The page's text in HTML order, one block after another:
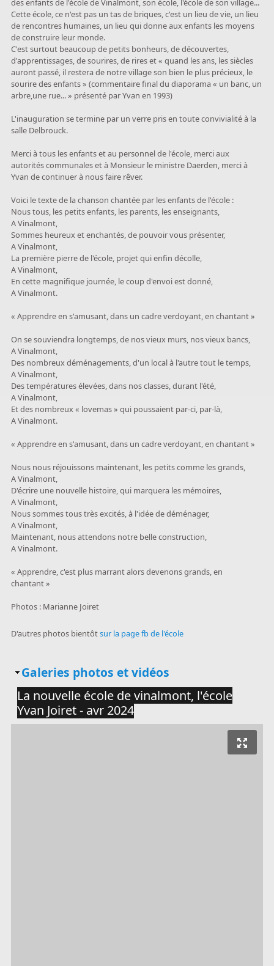
des enfants de l'école de Vinalmont, son école, l'école de son village...
Cette école, ce n'est pas un tas de briques, c'est un lieu de vie, un lieu
de rencontres humaines, un lieu qui donne aux enfants les moyens
de construire leur monde.
C'est surtout beaucoup de petits bonheurs, de découvertes,
d'apprentissages, de sourires, de rires et « quand les ans, les siècles
auront passé, il restera de notre village son bien le plus précieux, le
sourire des enfants » (commentaire final du diaporama « un banc, un
arbre,une rue... » présenté par Yvan en 1993)
L'inauguration se termine par un verre pris en toute convivialité à la
salle Delbrouck.
Merci à tous les enfants et au personnel de l'école, merci aux
autorités communales et à Monsieur le ministre Daerden, merci à
Yvan de continuer à nous faire rêver.
Voici le texte de la chanson chantée par les enfants de l'école :
Nous tous, les petits enfants, les parents, les enseignants,
A Vinalmont,
Sommes heureux et enchantés, de pouvoir vous présenter,
A Vinalmont,
La première pierre de l'école, projet qui enfin décolle,
A Vinalmont,
En cette magnifique journée, le coup d'envoi est donné,
A Vinalmont.
« Apprendre en s'amusant, dans un cadre verdoyant, en chantant »
On se souviendra longtemps, de nos vieux murs, nos vieux bancs,
A Vinalmont,
Des nombreux déménagements, d'un local à l'autre tout le temps,
A Vinalmont,
Des températures élevées, dans nos classes, durant l'été,
A Vinalmont,
Et des nombreux « lovemas » qui poussaient par-ci, par-là,
A Vinalmont.
« Apprendre en s'amusant, dans un cadre verdoyant, en chantant »
Nous nous réjouissons maintenant, les petits comme les grands,
A Vinalmont,
D'écrire une nouvelle histoire, qui marquera les mémoires,
A Vinalmont,
Nous sommes tous très excités, à l'idée de déménager,
A Vinalmont,
Maintenant, nous attendons notre belle construction,
A Vinalmont.
« Apprendre, c'est plus marrant alors devenons grands, en
chantant »
Photos : Marianne Joiret
D'autres photos bientôtsur la page fb de l'école
Masquer
Galeries photos et vidéos
La nouvelle école de vinalmont, l'école
Yvan Joiret - avr 2024